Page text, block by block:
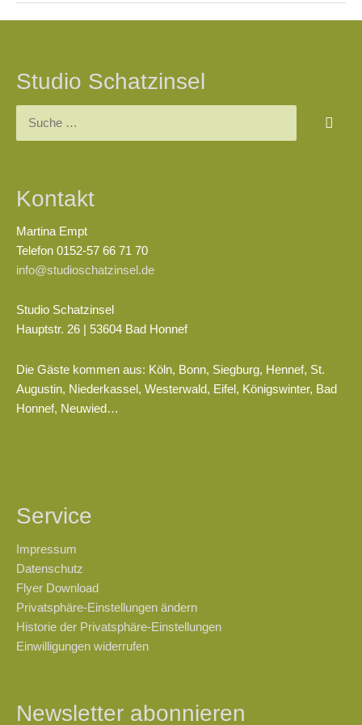
Studio Schatzinsel
Kontakt
Martina Empt
Telefon 0152-57 66 71 70
info@studioschatzinsel.de
Studio Schatzinsel
Hauptstr. 26 | 53604 Bad Honnef
Die Gäste kommen aus: Köln, Bonn, Siegburg, Hennef, St.
Augustin, Niederkassel, Westerwald, Eifel, Königswinter, Bad
Honnef, Neuwied…
Service
Impressum
Datenschutz
Flyer Download
Privatsphäre-Einstellungen ändern
Historie der Privatsphäre-Einstellungen
Einwilligungen widerrufen
Newsletter abonnieren